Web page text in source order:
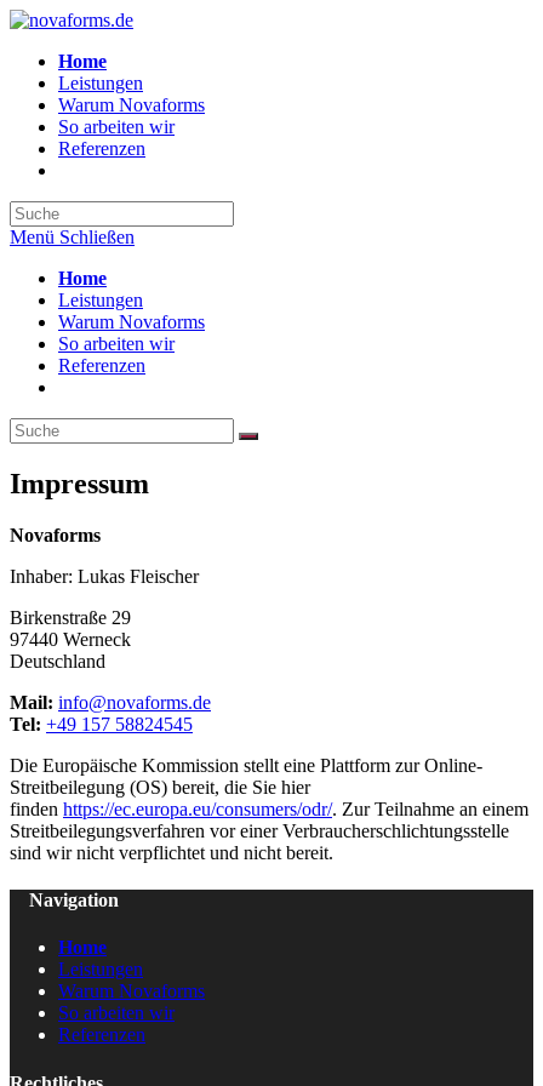
Home
Leistungen
Warum Novaforms
So arbeiten wir
Referenzen
Menü Schließen
Home
Leistungen
Warum Novaforms
So arbeiten wir
Referenzen
Impressum
Novaforms
Inhaber: Lukas Fleischer
Birkenstraße 29
97440 Werneck
Deutschland
Mail: info@novaforms.de
Tel: +49 157 58824545
Die Europäische Kommission stellt eine Plattform zur Online-
Streitbeilegung (OS) bereit, die Sie hier
finden https://ec.europa.eu/consumers/odr/. Zur Teilnahme an einem
Streitbeilegungsverfahren vor einer Verbraucherschlichtungsstelle
sind wir nicht verpflichtet und nicht bereit.
Navigation
Home
Leistungen
Warum Novaforms
So arbeiten wir
Referenzen